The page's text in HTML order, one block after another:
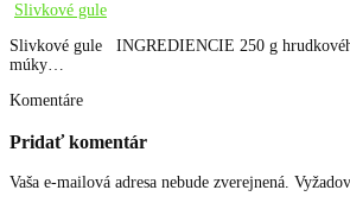
Slivkové gule
Slivkové gule INGREDIENCIE 250 g
múky…
Komentáre
Pridať komentár
Vaša e-mailová adresa nebude zverejnená.